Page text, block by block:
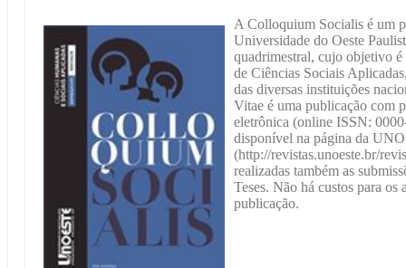
A Colloquium Socialis é um
Universidade do Oeste
quadrimestral, cujo objetivo
de Ciências Sociais
das diversas instituições
Vitae é uma publicação com
eletrônica (online ISSN:
disponível na página da
(http://revistas.unoeste.br/
realizadas também as
Teses. Não há custos para os
publicação.